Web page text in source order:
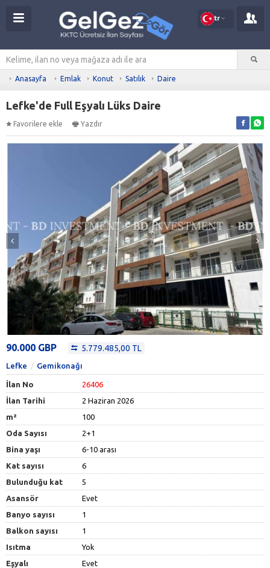
tr
Anasayfa Emlak Konut Satılık Daire
Lefke'de Full Eşyalı Lüks Daire
Favorilere ekle Yazdır
90.000 GBP 5.779.485,00 TL
Lefke Gemikonağı
İlan No
26406
İlan Tarihi
2 Haziran 2026
m²
100
Oda Sayısı
2+1
Bina yaşı
6-10 arası
Kat sayısı
6
Bulunduğu kat
5
Asansör
Evet
Banyo sayısı
1
Balkon sayısı
1
Isıtma
Yok
Eşyalı
Evet